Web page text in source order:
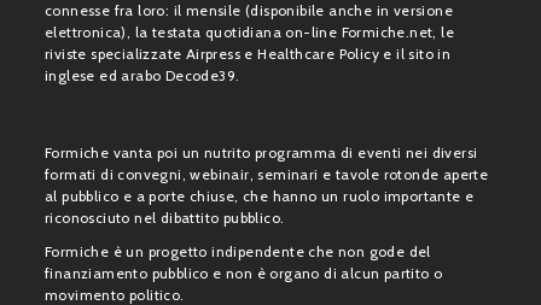
connesse fra loro: il mensile (disponibile anche in versione
elettronica), la testata quotidiana on-line Formiche.net, le
riviste specializzate Airpress e Healthcare Policy e il sito in
inglese ed arabo Decode39.
Formiche vanta poi un nutrito programma di eventi nei diversi
formati di convegni, webinair, seminari e tavole rotonde aperte
al pubblico e a porte chiuse, che hanno un ruolo importante e
riconosciuto nel dibattito pubblico.
Formiche è un progetto indipendente che non gode del
finanziamento pubblico e non è organo di alcun partito o
movimento politico.